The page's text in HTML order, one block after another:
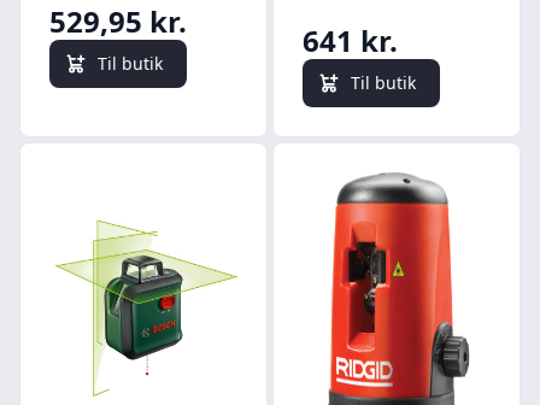
529,95 kr.
Til butik
641 kr.
Til butik